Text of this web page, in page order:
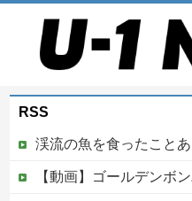
RSS
渓流の魚を食ったこと
【動画】ゴールデンボンバーのライブ